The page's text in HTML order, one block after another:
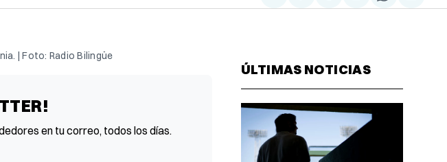
en
on
en
on
via
| Foto: Radio Bilingüe
en tu correo, todos los días.
ÚLTIMAS NOTICIAS